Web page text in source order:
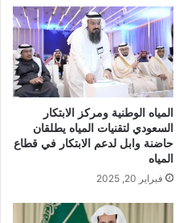
المياه الوطنية ومركز الابتكار
السعودي لتقنيات المياه يطلقان
حاضنة وابل لدعم الابتكار في قطاع
المياه
فبراير 20, 2025